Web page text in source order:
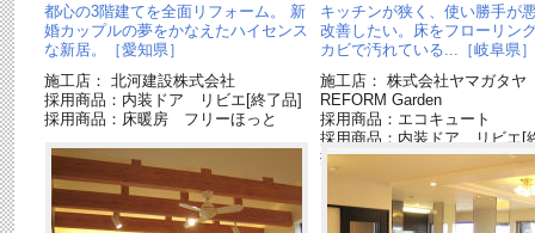
都心の3階建てを全面リフォーム。 新
婚カップルの夢をかなえたハイセンス
な新居。［愛知県］
施工店： 北河建設株式会社
採用商品：内装ドア リビエ[終了品]
採用商品：床暖房 フリーほっと
キッチンが狭く、使い勝手が
改善したい。床をフローリン
カビで汚れている...［岐阜県］
施工店： 株式会社ヤマガタ
REFORM Garden
採用商品：エコキュート
採用商品：内装ドア リビエ[
採用商品：キッチン リビン